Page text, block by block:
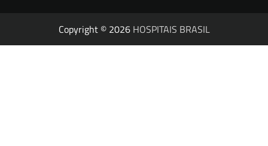
Copyright © 2026 HOSPITAIS BRASIL